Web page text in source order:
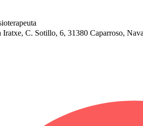
Iratxe, C. Sotillo, 6, 31380 Caparroso,